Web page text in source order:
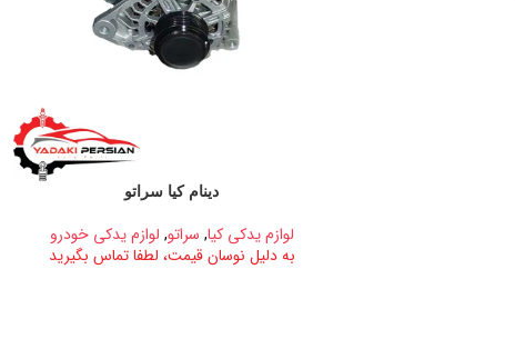
دینام کیا سراتو
لوازم یدکی کیا, سراتو, لوازم یدکی خودرو
به دلیل نوسان قیمت، لطفا تماس بگیرید